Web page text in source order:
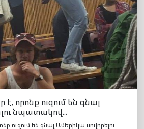
որոնք ուզում են գնալ
նպատակով...
ուզում են գնալ Ամերիկա սովորելու